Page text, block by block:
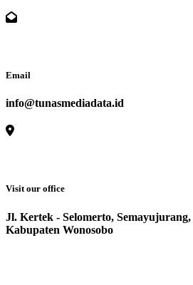
Email
info@tunasmediadata.id
Visit our office
Jl. Kertek - Selomerto, Semayujurang,
Kabupaten Wonosobo